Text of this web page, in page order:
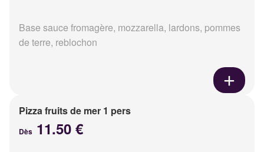
Base sauce fromagère, mozzarella, lardons, pommes
de terre, reblochon
Pizza fruits de mer 1 pers
Dès 11.50 €